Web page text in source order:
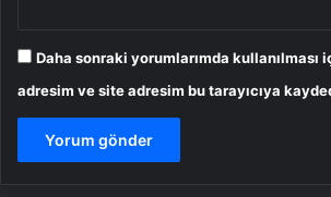
Daha sonraki yorumlarımda kullanılması
adresim ve site adresim bu tarayıcıya